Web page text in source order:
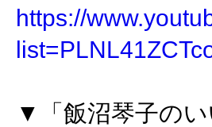
https://
▼「飯沼琴子の